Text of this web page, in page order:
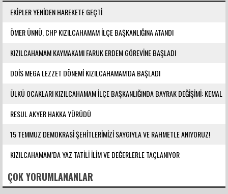
EKİPLER YENİDEN HAREKETE GEÇTİ
ÖMER ÜNNÜ, CHP KIZILCAHAMAM İLÇE BAŞKANLIĞINA ATANDI
KIZILCAHAMAM KAYMAKAMI FARUK ERDEM GÖREVİNE BAŞLADI
DOİS MEGA LEZZET DÖNEMİ KIZILCAHAMAM'DA BAŞLADI
ÜLKÜ OCAKLARI KIZILCAHAMAM İLÇE BAŞKANLIĞINDA BAYRAK DEĞİŞİMİ: KEMAL
YILMAZ GÖREVE ATANDI
RESUL AKYER HAKKA YÜRÜDÜ
15 TEMMUZ DEMOKRASİ ŞEHİTLERİMİZİ SAYGIYLA VE RAHMETLE ANIYORUZ!
KIZILCAHAMAM’DA YAZ TATİLİ İLİM VE DEĞERLERLE TAÇLANIYOR
ÇOK YORUMLANANLAR